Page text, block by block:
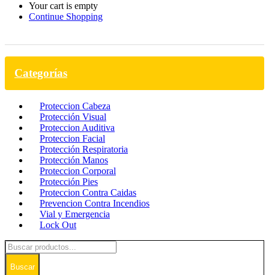
Your cart is empty
Continue Shopping
Categorías
Proteccion Cabeza
Protección Visual
Proteccion Auditiva
Proteccion Facial
Protección Respiratoria
Protección Manos
Proteccion Corporal
Protección Pies
Proteccion Contra Caidas
Prevencion Contra Incendios
Vial y Emergencia
Lock Out
Buscar